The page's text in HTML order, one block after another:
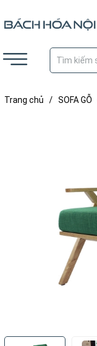
Trang chủ / SOFA GỖ